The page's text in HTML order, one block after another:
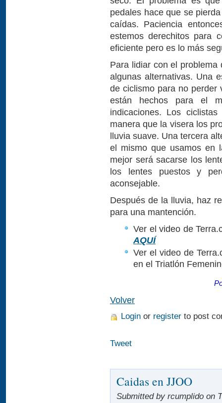
pedales hace que se
caídas. Paciencia
estemos derechitos para
eficiente pero es lo más
Para lidiar con el
algunas alternativas. Una
de ciclismo para no perder
están hechos para el
indicaciones. Los
manera que la visera los
lluvia suave. Una tercera
el mismo que usamos en
mejor será sacarse los
los lentes puestos y
aconsejable.
Después de la lluvia, haz
para una mantención.
Ver el video de
AQUÍ
Ver el video de
en el Triatlón
Volver
Login or register to post
Tweet
Caidas en JJOO
Submitted by rcumplido on